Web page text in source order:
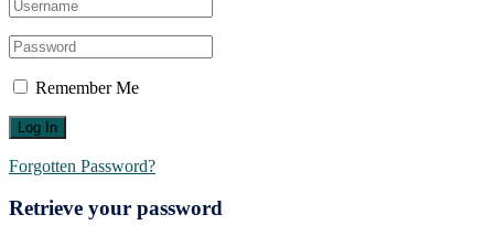
Remember Me
Forgotten Password?
Retrieve your password